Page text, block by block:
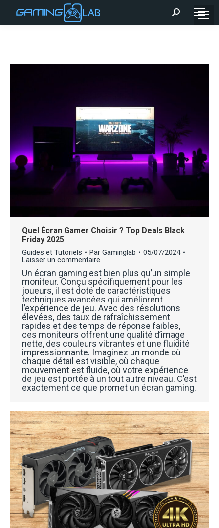
Recherche
Quel Écran Gamer Choisir ? Top Deals Black
Friday 2025
Guides et Tutoriels Par Gaminglab
05/07/2024
Laisser un commentaire
Un écran gaming est bien plus qu’un simple
moniteur. Conçu spécifiquement pour les
joueurs, il est doté de caractéristiques
techniques avancées qui améliorent
l’expérience de jeu. Avec des résolutions
élevées, des taux de rafraîchissement
rapides et des temps de réponse faibles,
ces moniteurs offrent une qualité d’image
nette, des couleurs vibrantes et une fluidité
impressionnante. Imaginez un monde où
chaque détail est visible, où chaque
mouvement est fluide, où votre expérience
de jeu est portée à un tout autre niveau. C’est
exactement ce que promet un écran gaming.